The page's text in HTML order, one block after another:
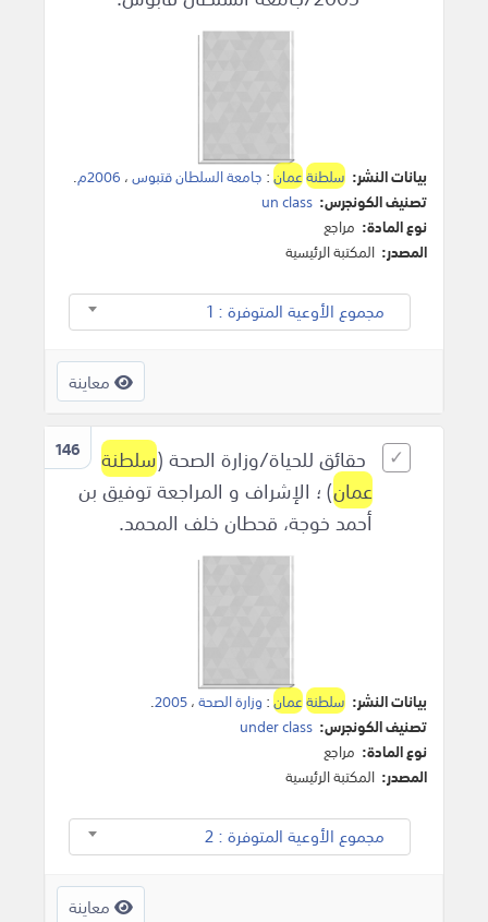
بيانات النشر: سلطنةعمان: جامعة السلطان قتبوس، 2006م .
تصنيف الكونجرس: un class
نوع المادة: مراجع
المصدر: المكتبة الرئيسية
مجموع الأوعية المتوفرة : 1
معاينة
146 حقائق للحياة/وزارة الصحة (سلطنة
عمان) ؛ الإشراف و المراجعة توفيق بن
أحمد خوجة، قحطان خلف المحمد.
بيانات النشر: سلطنةعمان: وزارة الصحة،2005
.
تصنيف الكونجرس: under class
نوع المادة: مراجع
المصدر: المكتبة الرئيسية
مجموع الأوعية المتوفرة : 2
معاينة